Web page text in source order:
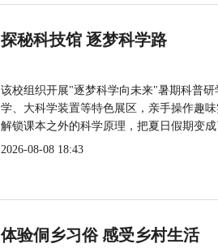
探秘科技馆 逐梦科学路
该校组织开展"逐梦科学向未来"暑期科普
学、大科学装置等特色展区，亲手操作趣
解锁课本之外的科学原理，把夏日假期变
2026-08-08 18:43
体验侗乡习俗 感受乡村生活